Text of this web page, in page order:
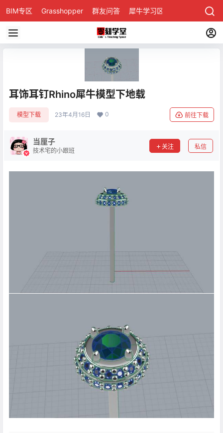
BIM专区 Grasshopper 群友问答 犀牛学习区
耳饰耳钉Rhino犀牛模型下地载
模型下载 23年4月16日 0 前往下载
当厘子
技术宅的小跟班
关注 私信